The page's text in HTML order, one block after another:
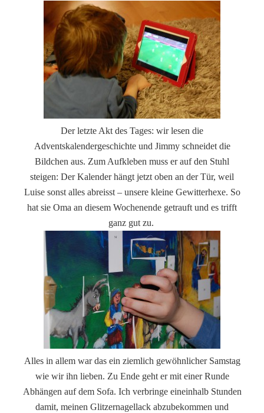
Der letzte Akt des Tages: wir lesen die
Adventskalendergeschichte und Jimmy schneidet die
Bildchen aus. Zum Aufkleben muss er auf den Stuhl
steigen: Der Kalender hängt jetzt oben an der Tür, weil
Luise sonst alles abreisst – unsere kleine Gewitterhexe. So
hat sie Oma an diesem Wochenende getrauft und es trifft
ganz gut zu.
Alles in allem war das ein ziemlich gewöhnlicher Samstag
wie wir ihn lieben. Zu Ende geht er mit einer Runde
Abhängen auf dem Sofa. Ich verbringe eineinhalb Stunden
damit, meinen Glitzernagellack abzubekommen und